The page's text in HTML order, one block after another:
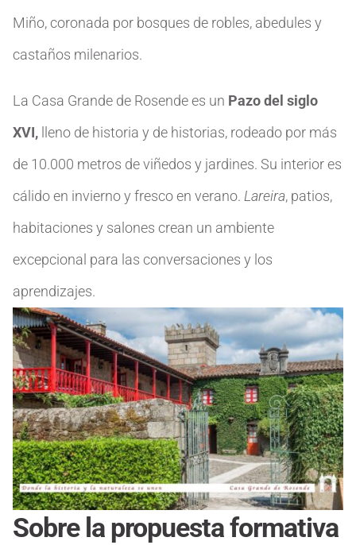
Miño, coronada por bosques de robles, abedules y
castaños milenarios.
La Casa Grande de Rosende es un Pazo del siglo
XVI, lleno de historia y de historias, rodeado por más
de 10.000 metros de viñedos y jardines. Su interior es
cálido en invierno y fresco en verano. Lareira, patios,
habitaciones y salones crean un ambiente
excepcional para las conversaciones y los
aprendizajes.
Sobre la propuesta formativa